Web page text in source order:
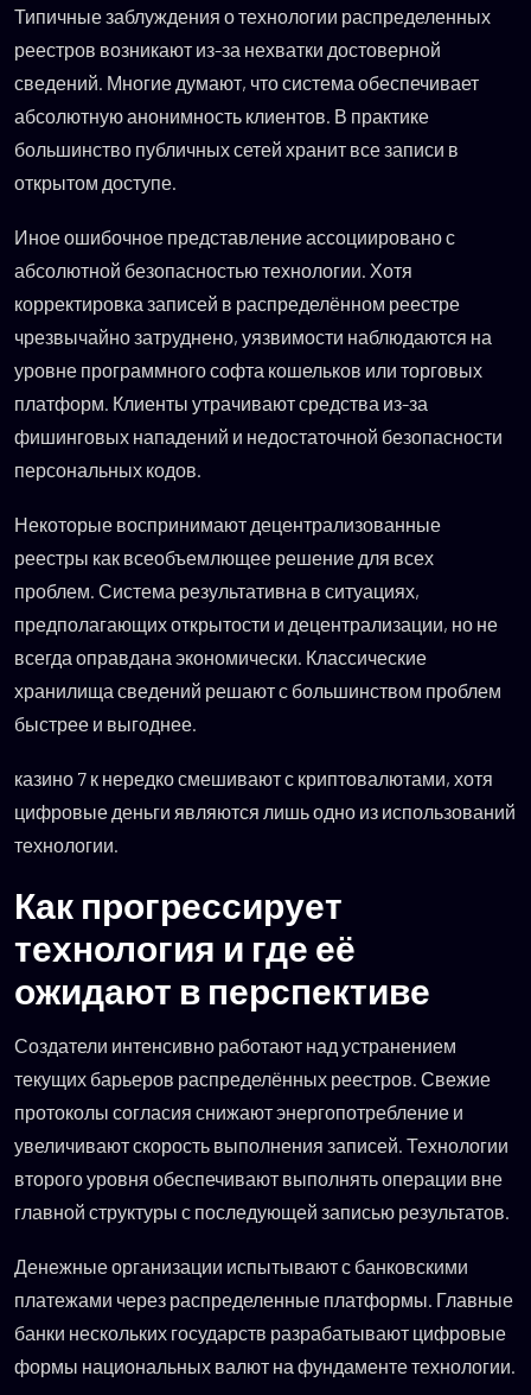
Типичные заблуждения о технологии распределенных
реестров возникают из-за нехватки достоверной
сведений. Многие думают, что система обеспечивает
абсолютную анонимность клиентов. В практике
большинство публичных сетей хранит все записи в
открытом доступе.
Иное ошибочное представление ассоциировано с
абсолютной безопасностью технологии. Хотя
корректировка записей в распределённом реестре
чрезвычайно затруднено, уязвимости наблюдаются на
уровне программного софта кошельков или торговых
платформ. Клиенты утрачивают средства из-за
фишинговых нападений и недостаточной безопасности
персональных кодов.
Некоторые воспринимают децентрализованные
реестры как всеобъемлющее решение для всех
проблем. Система результативна в ситуациях,
предполагающих открытости и децентрализации, но не
всегда оправдана экономически. Классические
хранилища сведений решают с большинством проблем
быстрее и выгоднее.
казино 7 к нередко смешивают с криптовалютами, хотя
цифровые деньги являются лишь одно из использований
технологии.
Как прогрессирует
технология и где её
ожидают в перспективе
Создатели интенсивно работают над устранением
текущих барьеров распределённых реестров. Свежие
протоколы согласия снижают энергопотребление и
увеличивают скорость выполнения записей. Технологии
второго уровня обеспечивают выполнять операции вне
главной структуры с последующей записью результатов.
Денежные организации испытывают с банковскими
платежами через распределенные платформы. Главные
банки нескольких государств разрабатывают цифровые
формы национальных валют на фундаменте технологии.